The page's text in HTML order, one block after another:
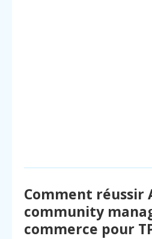
Comment réussir
community
commerce pour